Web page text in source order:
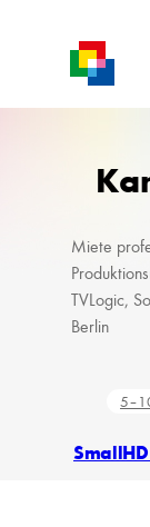
Miete
TVLogic,
Berlin